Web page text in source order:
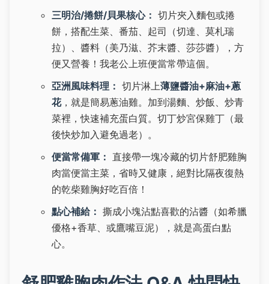
三明治/捲餅/貝果核心： 切片夾入麵包或捲
餅，搭配生菜、番茄、起司（切達、莫札瑞
拉）、醬料（美乃滋、芥末醬、莎莎醬），方
便又營養！我老公上班便當常帶這個。
亞洲風味料理： 切片淋上薄鹽醬油+麻油+蔥
花，就是簡易蔥油雞。加到湯麵、炒飯、炒青
菜裡，快速補充蛋白質。切丁炒宮保雞丁（最
後快炒加入避免過老）。
便當常備軍： 直接帶一塊冷藏的切片舒肥雞胸
肉當便當主菜，省時又健康，絕對比隔夜復熱
的乾柴雞胸好吃百倍！
點心補給： 撕成小塊沾點喜歡的沾醬（如希臘
優格+香草、或鷹嘴豆泥），就是高蛋白點
心。